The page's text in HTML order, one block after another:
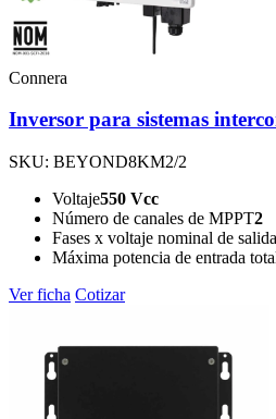
Connera
Inversor para sistemas
SKU: BEYOND8KM2/2
Voltaje550 Vcc
Número de canales de MPPT2
Fases x voltaje nominal de salida
Máxima potencia de entrada
Ver ficha Cotizar